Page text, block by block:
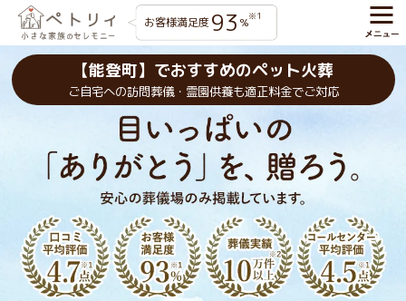
お客様満足度 93 %※1
【能登町】でおすすめのペット火葬
ご自宅への訪問葬儀・霊園供養も適正料金でご対応